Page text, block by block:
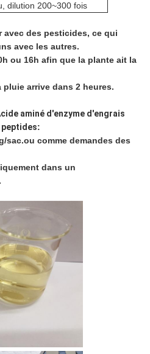
dilution 200~300 fois
avec des pesticides, ce qui
avec les autres.
ou 16h afin que la plante ait la
arrive dans 2 heures.
aminé d'enzyme d'engrais
:
sac.ou comme demandes des
dans un